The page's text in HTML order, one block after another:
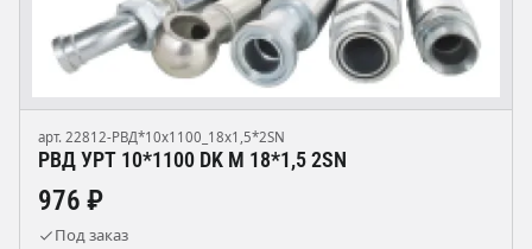
арт. 22812-РВД*10х1100_18х1,5*2SN
РВД УРТ 10*1100 DK М 18*1,5 2SN
976 ₽
Под заказ